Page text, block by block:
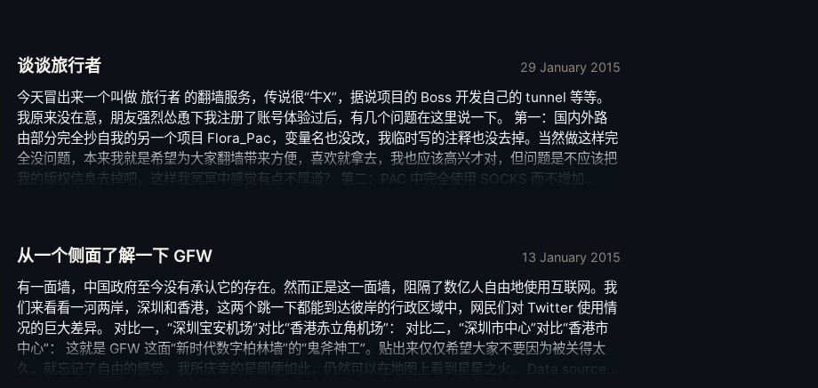
谈谈旅行者 29 January 2015
今天冒出来一个叫做 旅行者 的翻墙服务，传说很“牛X”，据说项目的 Boss 开发自己的 tunnel 等等。
我原来没在意，朋友强烈怂恿下我注册了账号体验过后，有几个问题在这里说一下。 第一：国内外路
由部分完全抄自我的另一个项目 Flora_Pac，变量名也没改，我临时写的注释也没去掉。当然做这样完
全没问题，本来我就是希望为大家翻墙带来方便，喜欢就拿去，我也应该高兴才对，但问题是不应该把
我的版权信息去掉吧，这样我冥冥中感觉有点不厚道？ 第二：PAC 中完全使用 SOCKS 而不增加
问题，先研究清楚再做好了。 第四：至于你们声称的自己研发的 tunnel，我看了一下你们的
Voyager.app/Contents/Resources/engine，具体里面是什么，我这里就不多说啦。 提供靠谱的翻墙
服务其实很难，很多人看到目前需求很大，就纷纷投入这个市场，其实没想到里面有很多的技术和非技
术的难题需要克服，在做好这些之前，还是安安分分，吃自己的小蛋糕，不要过分忽悠用户比较好。
从一个侧面了解一下 GFW 13 January 2015
有一面墙，中国政府至今没有承认它的存在。然而正是这一面墙，阻隔了数亿人自由地使用互联网。我
们来看看一河两岸，深圳和香港，这两个跳一下都能到达彼岸的行政区域中，网民们对 Twitter 使用情
况的巨大差异。 对比一，“深圳宝安机场”对比“香港赤立角机场”： 对比二，“深圳市中心”对比“香港市
中心”： 这就是 GFW 这面“新时代数字柏林墙”的“鬼斧神工”。贴出来仅仅希望大家不要因为被关得太
久，就忘记了自由的感觉。我所庆幸的是即便如此，仍然可以在地图上看到星星之火。 Data source: